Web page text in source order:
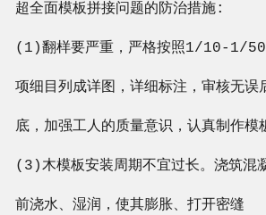
超全面模板拼接问题的防治措施:
(1)翻样要严重，严格按照1/10-1/50
项细目列成详图，详细标注，审核无误
底，加强工人的质量意识，认真制作模
(3)木模板安装周期不宜过长。浇筑混
前浇水、湿润，使其膨胀、打开密缝